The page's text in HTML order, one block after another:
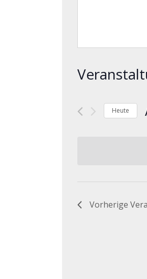
Heute
Vorherige